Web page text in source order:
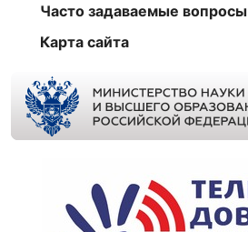
Часто задаваемые вопросы
Карта сайта